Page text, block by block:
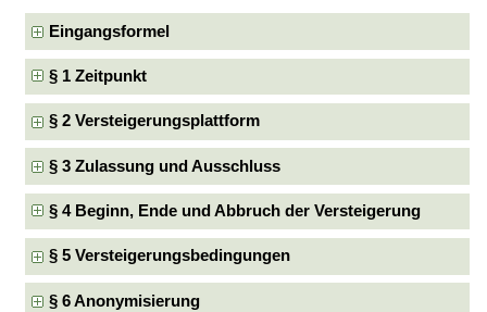
Eingangsformel
§ 1 Zeitpunkt
§ 2 Versteigerungsplattform
§ 3 Zulassung und Ausschluss
§ 4 Beginn, Ende und Abbruch der Versteigerung
§ 5 Versteigerungsbedingungen
§ 6 Anonymisierung